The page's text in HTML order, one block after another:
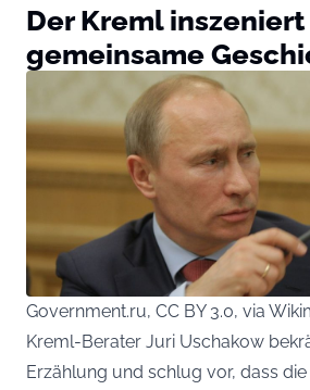
Der Kreml
gemeinsame
Government.ru, CC BY 3.0, via
Kreml-Berater Juri Uschakow
Erzählung und schlug vor, dass